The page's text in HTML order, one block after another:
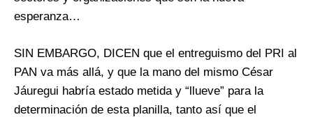
esperanza…
SIN EMBARGO, DICEN que el entreguismo del PRI al
PAN va más allá, y que la mano del mismo César
Jáuregui habría estado metida y “llueve” para la
determinación de esta planilla, tanto así que el